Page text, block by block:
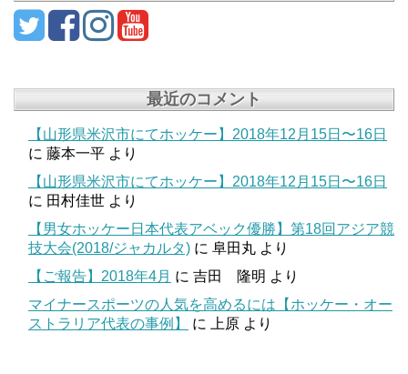
最近のコメント
【山形県米沢市にてホッケー】2018年12月15日〜16日
に 藤本一平 より
【山形県米沢市にてホッケー】2018年12月15日〜16日
に 田村佳世 より
【男女ホッケー日本代表アベック優勝】第18回アジア競
技大会(2018/ジャカルタ) に 阜田丸 より
【ご報告】2018年4月 に 吉田 隆明 より
マイナースポーツの人気を高めるには【ホッケー・オー
ストラリア代表の事例】
に 上原 より